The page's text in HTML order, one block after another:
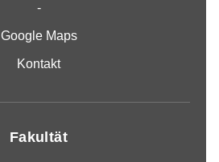
-
Google Maps
Kontakt
Fakultät